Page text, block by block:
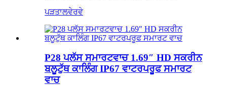
ਪੜਤਾਲਵੇਰਵੇ
P28 ਪਲੱਸ ਸਮਾਰਟਵਾਚ 1.69″ HD ਸਕਰੀਨ
ਬਲੂਟੁੱਥ ਕਾਲਿੰਗ IP67 ਵਾਟਰਪਰੂਫ ਸਮਾਰਟ
ਵਾਚ